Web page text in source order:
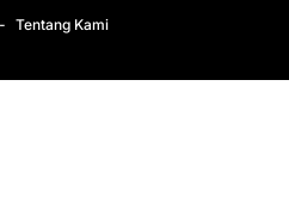
Tentang Kami